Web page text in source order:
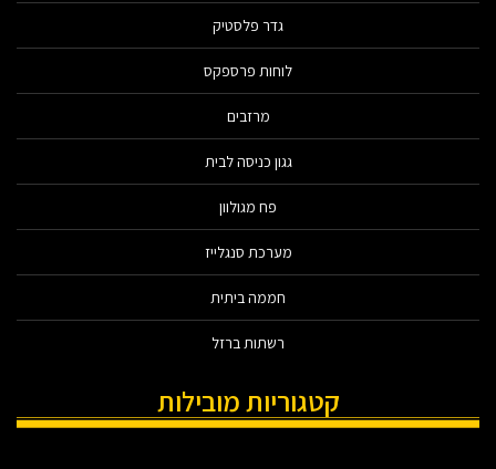
גדר פלסטיק
לוחות פרספקס
מרזבים
גגון כניסה לבית
פח מגולוון
מערכת סנגלייז
חממה ביתית
רשתות ברזל
קטגוריות מובילות